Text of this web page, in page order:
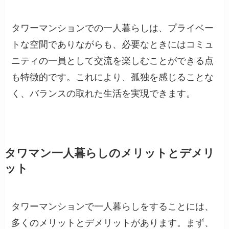
タワーマンションでの一人暮らしは、プライベー
トな空間でありながらも、必要なときにはコミュ
ニティの一員として交流を楽しむことができる点
も特徴的です。これにより、孤独を感じることな
く、バランスの取れた生活を実現できます。
タワマン一人暮らしのメリットとデメリ
ット
タワーマンションで一人暮らしをすることには、
多くのメリットとデメリットがあります。まず、